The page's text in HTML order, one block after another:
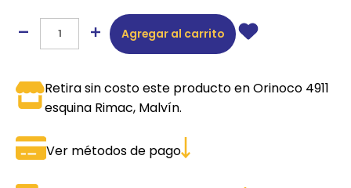
Agregar al carrito
Retira sin costo este producto en Orinoco 4911
esquina Rimac, Malvín.
Ver métodos de pago